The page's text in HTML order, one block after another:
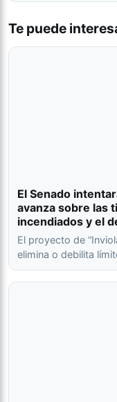
Te puede
El Senado
avanza sobre las
incendiados y el
El proyecto de
elimina o debilita